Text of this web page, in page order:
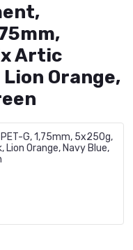
Artic
Orange,